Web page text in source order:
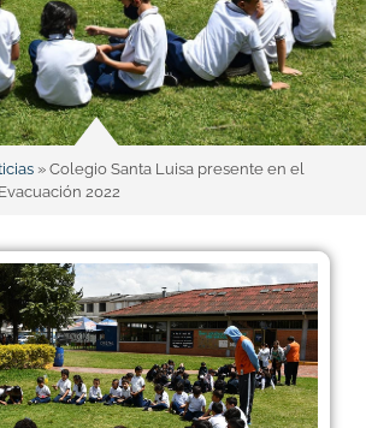
» Colegio Santa Luisa presente en el
2022